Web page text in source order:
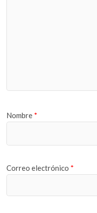
Nombre *
Correo electrónico *